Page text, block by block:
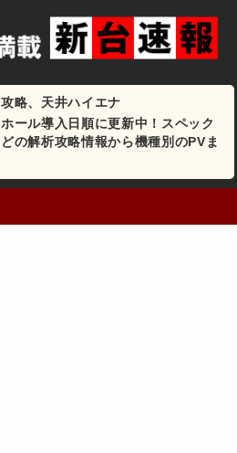
略、天井ハイエナ
ール導入日順に更新中！スペック
の解析攻略情報から機種別のPVま